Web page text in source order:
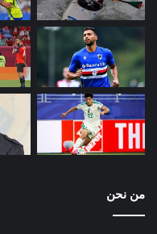
من نحن